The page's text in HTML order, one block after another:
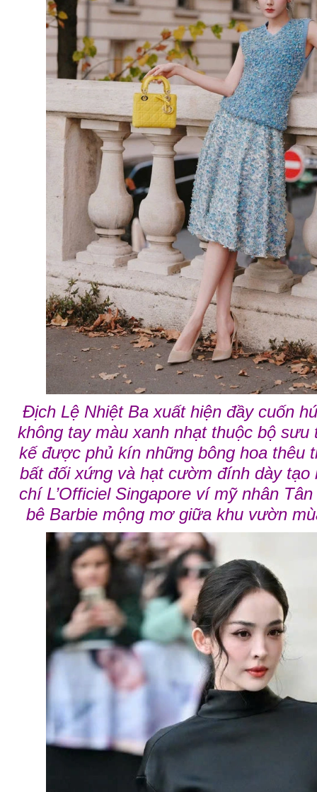
Địch Lệ Nhiệt Ba xuất hiện đầy cuốn
không tay màu xanh nhạt thuộc bộ
kế được phủ kín những bông hoa thêu
bất đối xứng và hạt cườm đính dày tạo
chí L’Officiel Singapore ví mỹ nhân
bê Barbie mộng mơ giữa khu vườn